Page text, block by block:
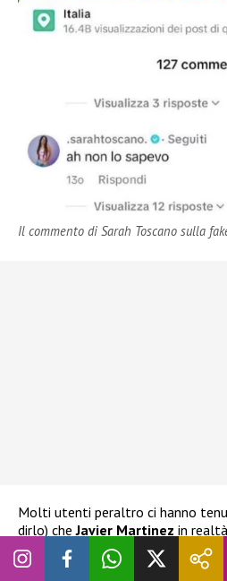
Il commento di Sarah Toscano sulla
Molti utenti peraltro ci hanno
dirlo) cheJavier Martinez in
assolutamente parlando di
Sarah
Toscano . Il ragazzo infatti